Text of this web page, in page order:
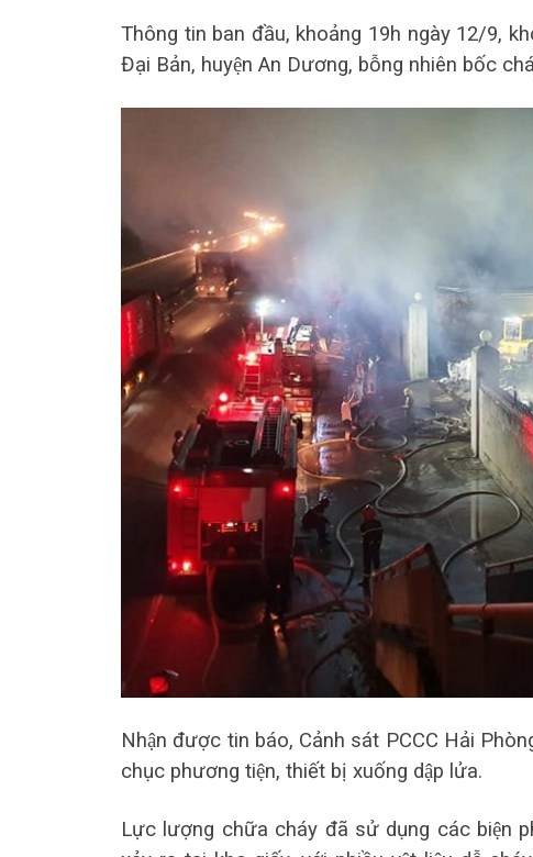
Thông tin ban đầu, khoảng 19h ngày 12/9,
Đại Bản, huyện An Dương, bỗng nhiên bốc
Nhận được tin báo, Cảnh sát PCCC Hải
chục phương tiện, thiết bị xuống dập lửa.
Lực lượng chữa cháy đã sử dụng các biện